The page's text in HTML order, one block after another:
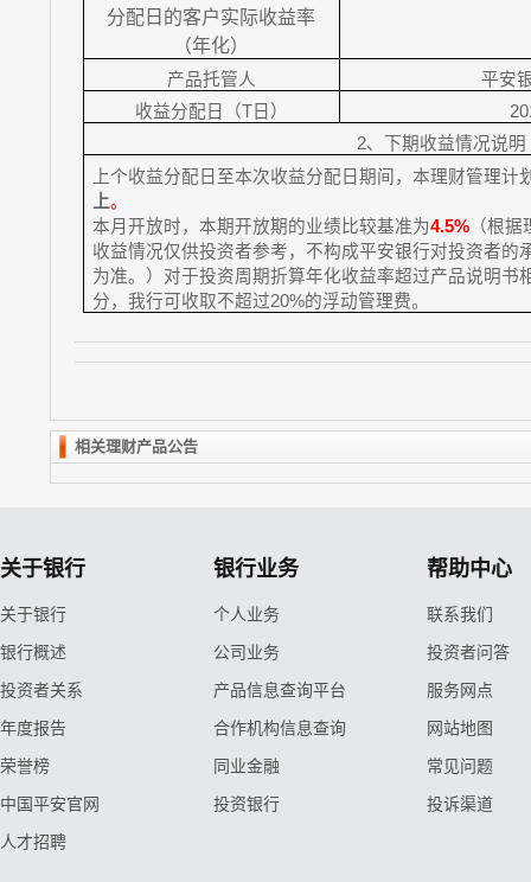
分配日的客户实际收益率
（年化）
产品托管人
平安
收益分配日（T日）
2、下期收益情况说明
上个收益分配日至本次收益分配日期间，本理财管理计
上。
本月开放时，本期开放期的业绩比较基准为4.5%（根据
收益情况仅供投资者参考，不构成平安银行对投资者的
为准。）对于投资周期折算年化收益率超过产品说明书
分，我行可收取不超过20%的浮动管理费。
相关理财产品公告
关于银行
关于银行
银行概述
投资者关系
年度报告
荣誉榜
中国平安官网
人才招聘
银行业务
个人业务
公司业务
产品信息查询平台
合作机构信息查询
同业金融
投资银行
帮助中心
联系我们
投资者问答
服务网点
网站地图
常见问题
投诉渠道